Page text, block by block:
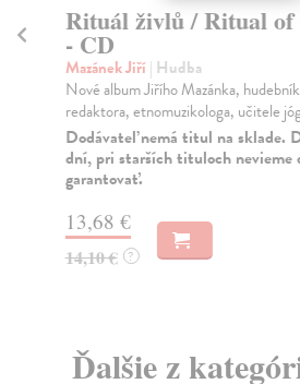
Rituál živlů / Ritual of
- CD
Mazánek Jiří | Hudba
Nové album Jiřího Mazánka,
redaktora, etnomuzikologa, učitele
Dodávateľ nemá titul na sklade.
dní, pri starších tituloch nevieme
garantovať.
13,68 €
14,10 € ?
Ďalšie z